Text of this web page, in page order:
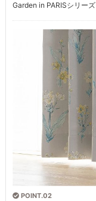
Garden in PARISシリーズ
POINT.02